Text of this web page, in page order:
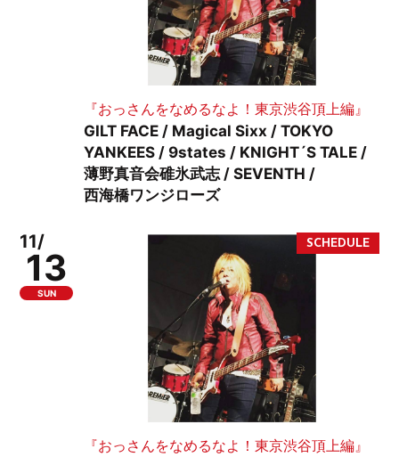
『おっさんをなめるなよ！東京渋谷頂上編』
GILT FACE / Magical Sixx / TOKYO
YANKEES / 9states / KNIGHT´S TALE /
薄野真音会碓氷武志 / SEVENTH /
西海橋ワンジローズ
11/
13
SUN
『おっさんをなめるなよ！東京渋谷頂上編』